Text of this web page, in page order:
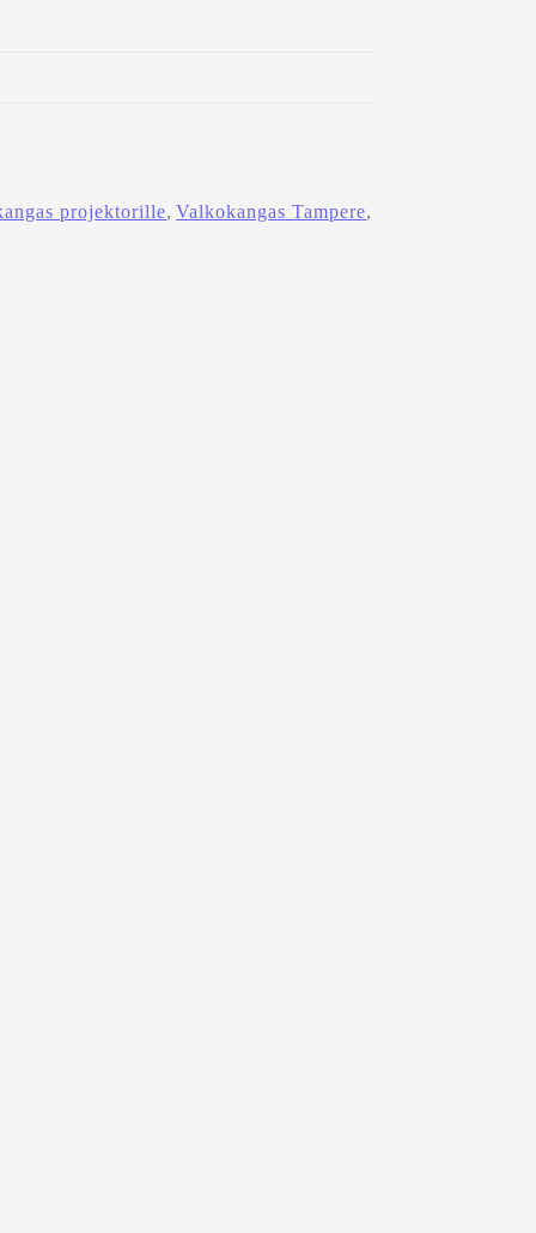
0
projektorille, Valkokangas Tampere